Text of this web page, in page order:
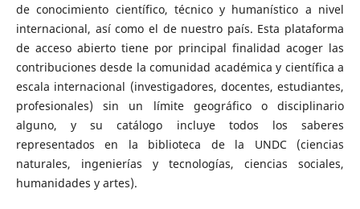
de conocimiento científico, técnico y humanístico a nivel
internacional, así como el de nuestro país. Esta plataforma
de acceso abierto tiene por principal finalidad acoger las
contribuciones desde la comunidad académica y científica a
escala internacional (investigadores, docentes, estudiantes,
profesionales) sin un límite geográfico o disciplinario
alguno, y su catálogo incluye todos los saberes
representados en la biblioteca de la UNDC (ciencias
naturales, ingenierías y tecnologías, ciencias sociales,
humanidades y artes).